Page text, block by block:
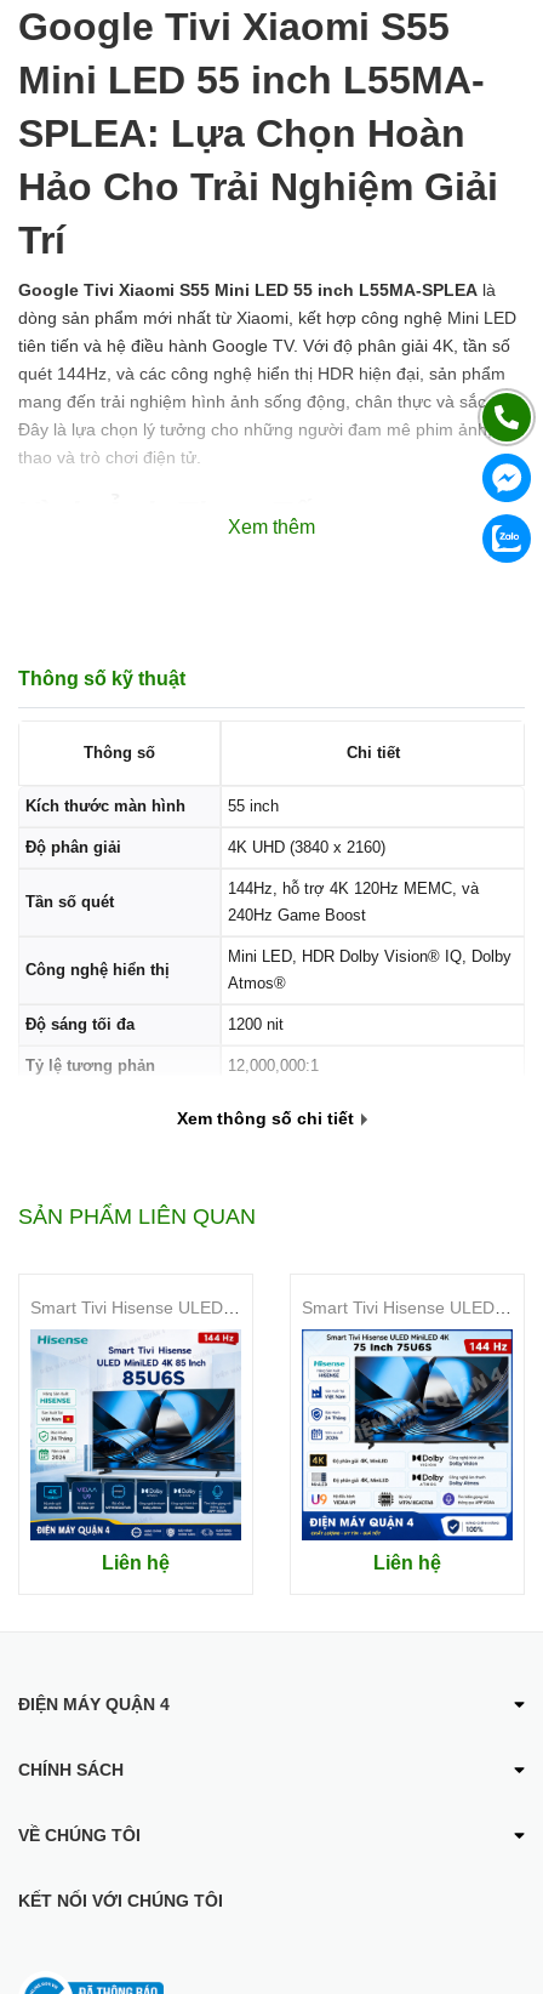
Google Tivi Xiaomi S55
Mini LED 55 inch L55MA-
SPLEA: Lựa Chọn Hoàn
Hảo Cho Trải Nghiệm Giải
Trí
Google Tivi Xiaomi S55 Mini LED 55 inch L55MA-SPLEA là
dòng sản phẩm mới nhất từ Xiaomi, kết hợp công nghệ Mini LED
tiên tiến và hệ điều hành Google TV. Với độ phân giải 4K, tần số
quét 144Hz, và các công nghệ hiển thị HDR hiện đại, sản phẩm
mang đến trải nghiệm hình ảnh sống động, chân thực và sắc nét.
Đây là lựa chọn lý tưởng cho những người đam mê phim ảnh, thể
thao và trò chơi điện tử.
Hình Ảnh Thực Tế
Xem thêm
Thông số kỹ thuật
Thông số Chi tiết
Kích thước màn hình 55 inch
Độ phân giải 4K UHD (3840 x 2160)
Tần số quét
144Hz, hỗ trợ 4K 120Hz MEMC, và
240Hz Game Boost
Công nghệ hiển thị
Mini LED, HDR Dolby Vision® IQ, Dolby
Atmos®
Độ sáng tối đa 1200 nit
Tỷ lệ tương phản 12,000,000:1
308 vùng làm mờ cục bộ
Âm thanh 2 loa Stereo 12.5W, Dolby Atmos®
Kích thước (bao gồm
chân đế)
1226 × 280 × 767 mm
Trọng lượng Khoảng 12.8 kg (bao gồm chân đế)
Hệ điều hành Google TV™
Hỗ trợ kết nối
Apple AirPlay, Google Chromecast built-
Xem thông số chi tiết
SẢN PHẨM LIÊN QUAN
Liên hệ Liên hệ
ĐIỆN MÁY QUẬN 4
CHÍNH SÁCH
VỀ CHÚNG TÔI
KẾT NỐI VỚI CHÚNG TÔI